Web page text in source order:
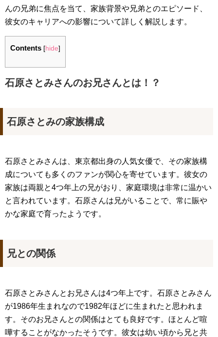
んの兄弟に焦点を当て、家族背景や兄弟とのエピソード、
彼女のキャリアへの影響について詳しく解説します。
Contents [hide]
石原さとみさんのお兄さんとは！？
石原さとみの家族構成
石原さとみさんは、東京都出身の人気女優で、その家族構
成についても多くのファンが関心を寄せています。彼女の
家族は両親と4つ年上の兄がおり、家庭環境は非常に温かい
と言われています。石原さんは兄がいることで、常に賑や
かな家庭で育ったようです。
兄との関係
石原さとみさんとお兄さんは4つ年上です。石原さとみさん
が1986年生まれなので1982年ほどに生まれたと思われま
す。そのお兄さんとの関係はとても良好です。ほとんど喧
嘩することがなかったそうです。彼女は幼い頃から兄と共